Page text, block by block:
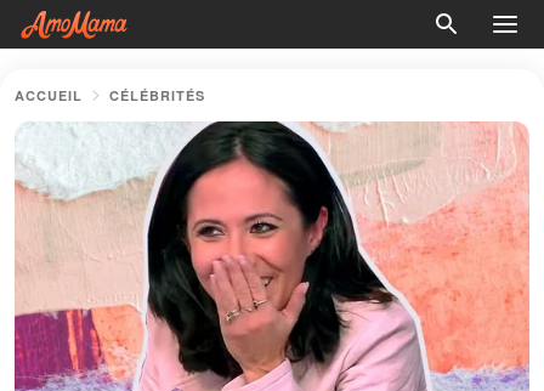
ACCUEIL CÉLÉBRITÉS